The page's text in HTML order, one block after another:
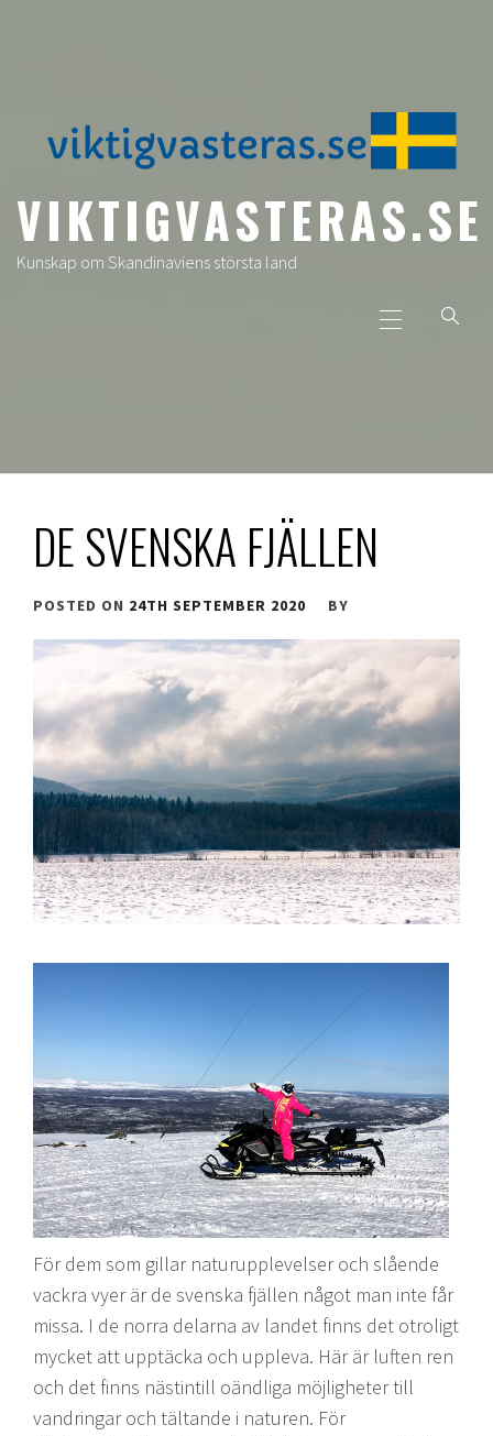
VIKTIGVASTERAS.SE
Kunskap om Skandinaviens största land
Menu
DE SVENSKA FJÄLLEN
POSTED ON 24TH SEPTEMBER 2020 BY
För dem som gillar naturupplevelser och slående
vackra vyer är de svenska fjällen något man inte får
missa. I de norra delarna av landet finns det otroligt
mycket att upptäcka och uppleva. Här är luften ren
och det finns nästintill oändliga möjligheter till
vandringar och tältande i naturen. För